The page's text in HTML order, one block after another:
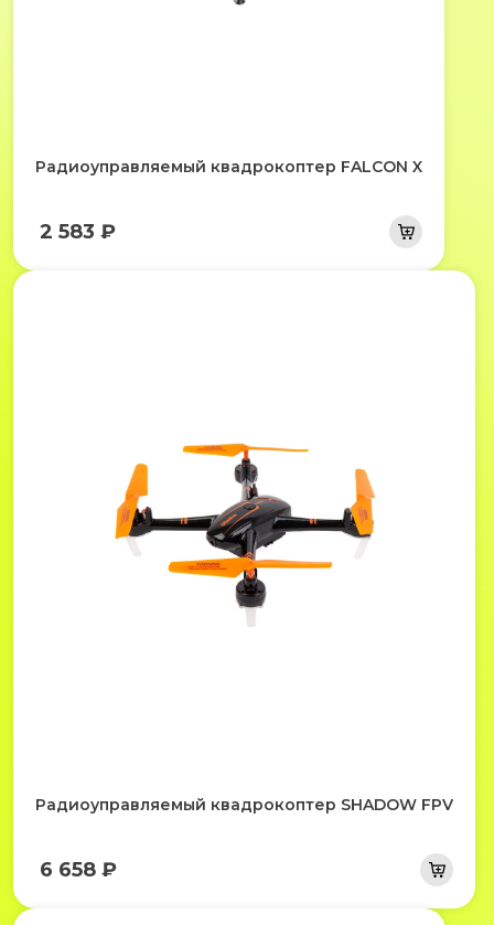
Радиоуправляемый квадрокоптер FALCON X
2 583 ₽
Радиоуправляемый квадрокоптер SHADOW FPV
6 658 ₽